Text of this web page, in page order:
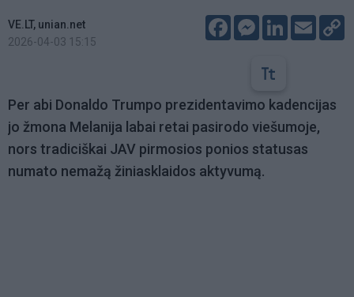
VE.LT, unian.net
2026-04-03 15:15
FacebookMessenger
LinkedIn
Email
Per abi Donaldo Trumpo prezidentavimo kadencijas
jo žmona Melanija labai retai pasirodo viešumoje,
nors tradiciškai JAV pirmosios ponios statusas
numato nemažą žiniasklaidos aktyvumą.